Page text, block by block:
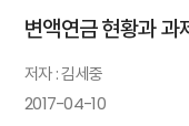
변액연금 현황과 과
저자 : 김세중
2017-04-10